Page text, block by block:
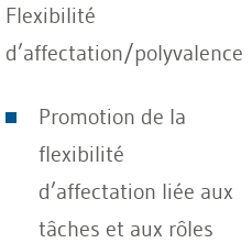
Flexibilité
d’affectation/polyvalence
Promotion de la
flexibilité
d’affectation liée aux
tâches et aux rôles